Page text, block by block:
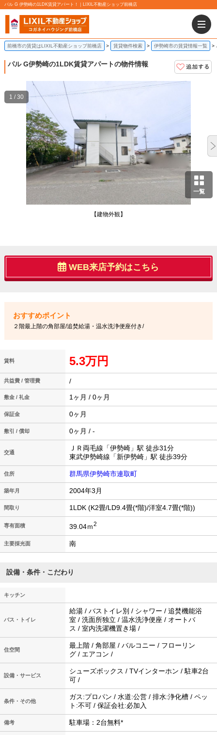
パル G 伊勢崎の1LDK賃貸アパート！｜LIXIL不動産ショップ前橋店
前橋市の賃貸はLIXIL不動産ショップ前橋店 賃貸物件検索 伊勢崎市の賃貸情報一覧
パル G伊勢崎の1LDK賃貸アパートの物件情報
一覧
【建物外観】
1 / 30
WEB来店予約はこちら
２階最上階の角部屋/追焚給湯・温水洗浄便座付き/
賃料 5.3万円
共益費 / 管理費 /
敷金 / 礼金 1ヶ月 / 0ヶ月
保証金 0ヶ月
敷引 / 償却 0ヶ月 / -
交通
ＪＲ両毛線「伊勢崎」駅 徒歩31分
東武伊勢崎線「新伊勢崎」駅 徒歩39分
住所 群馬県伊勢崎市連取町
築年月 2004年3月
間取り 1LDK (K2畳/LD9.4畳(*階)/洋室4.7畳(*階))
専有面積 39.04ｍ2
主要採光面 南
設備・条件・こだわり
キッチン
バス・トイレ
給湯 / バストイレ別 / シャワー / 追焚機能浴
室 / 洗面所独立 / 温水洗浄便座 / オートバ
ス / 室内洗濯機置き場 /
住空間
最上階 / 角部屋 / バルコニー / フローリン
グ / エアコン /
設備・サービス
シューズボックス / TVインターホン / 駐車2台
可 /
条件・その他
ガス:プロパン / 水道:公営 / 排水:浄化槽 / ペッ
ト:不可 / 保証会社:必加入
備考 駐車場：2台無料*